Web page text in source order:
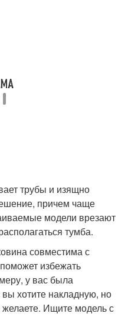
трубы и изящно
причем чаще
модели врезают
тумба.
совместима с
избежать
у вас была
хотите накладную, но
Ищите модель с